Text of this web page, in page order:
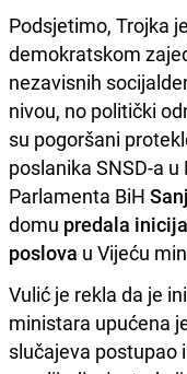
Podsjetimo, Trojka
demokratskom
nezavisnih
nivou, no politički
su pogoršani
poslanika SNSD-a
Parlamenta BiH
domu predala
poslova u Vijeću
Vulić je rekla da je
ministara upućena
slučajeva postupao